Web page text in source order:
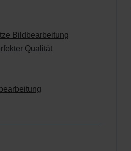
Bildbearbeitung
Qualität